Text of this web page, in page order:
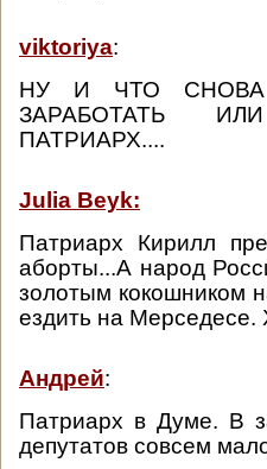
viktoriya:
НУ И ЧТО СНОВА
ЗАРАБОТАТЬ
ПАТРИАРХ....
Julia Beyk:
Патриарх Кирилл
аборты...А народ
золотым кокошником
ездить на Мерседесе.
Андрей:
Патриарх в Думе. В
депутатов совсем